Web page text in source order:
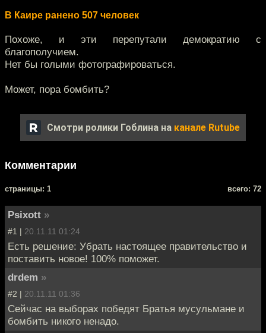
В Каире ранено 507 человек
Похоже, и эти перепутали демократию с
благополучием.
Нет бы голыми фотографироваться.
Может, пора бомбить?
Смотри ролики Гоблина на канале Rutube
Комментарии
cтраницы: 1 всего: 72
Psixott »
#1 | 20.11.11 01:24
Есть решение: Убрать настоящее правительство и
поставить новое! 100% поможет.
drdem »
#2 | 20.11.11 01:36
Сейчас на выборах победят Братья мусульмане и
бомбить никого ненадо.